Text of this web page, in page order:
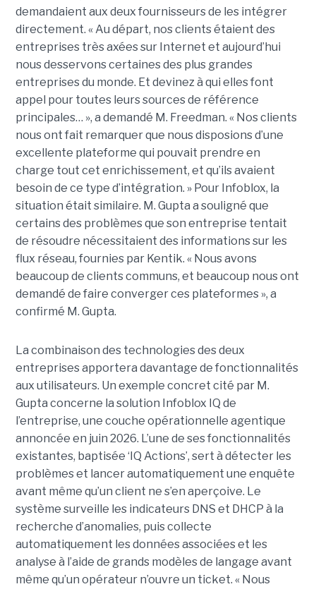
demandaient aux deux fournisseurs de les intégrer
directement. « Au départ, nos clients étaient des
entreprises très axées sur Internet et aujourd’hui
nous desservons certaines des plus grandes
entreprises du monde. Et devinez à qui elles font
appel pour toutes leurs sources de référence
principales… », a demandé M. Freedman. « Nos clients
nous ont fait remarquer que nous disposions d’une
excellente plateforme qui pouvait prendre en
charge tout cet enrichissement, et qu’ils avaient
besoin de ce type d’intégration. » Pour Infoblox, la
situation était similaire. M. Gupta a souligné que
certains des problèmes que son entreprise tentait
de résoudre nécessitaient des informations sur les
flux réseau, fournies par Kentik. « Nous avons
beaucoup de clients communs, et beaucoup nous ont
demandé de faire converger ces plateformes », a
confirmé M. Gupta.
La combinaison des technologies des deux
entreprises apportera davantage de fonctionnalités
aux utilisateurs. Un exemple concret cité par M.
Gupta concerne la solution Infoblox IQ de
l’entreprise, une couche opérationnelle agentique
annoncée en juin 2026. L’une de ses fonctionnalités
existantes, baptisée ‘IQ Actions’, sert à détecter les
problèmes et lancer automatiquement une enquête
avant même qu’un client ne s’en aperçoive. Le
système surveille les indicateurs DNS et DHCP à la
recherche d’anomalies, puis collecte
automatiquement les données associées et les
analyse à l’aide de grands modèles de langage avant
même qu’un opérateur n’ouvre un ticket. « Nous